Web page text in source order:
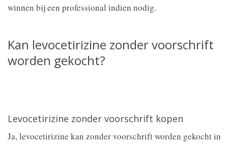
winnen bij een professional indien nodig.
Kan levocetirizine zonder voorschrift
worden gekocht?
Levocetirizine zonder voorschrift kopen
Ja, levocetirizine kan zonder voorschrift worden gekocht in